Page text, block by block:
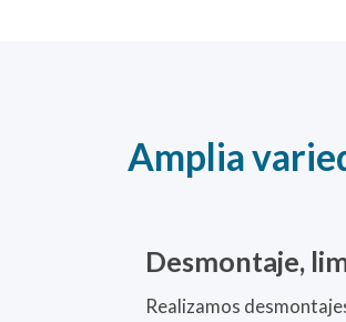
Amplia
Desmontaje,
Realizamos